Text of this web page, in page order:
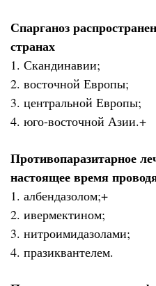
Спарганоз
странах
1. Скандинавии;
2. восточной Европы;
3. центральной Европы;
4. юго-восточной Азии.+
Противопаразитарное
настоящее время
1. албендазолом;+
2. ивермектином;
3. нитроимидазолами;
4. празиквантелем.